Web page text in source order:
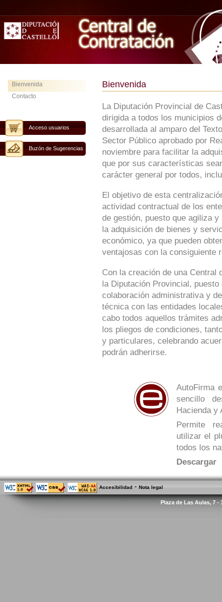
Bienvenida
Contacto
Acceso usuarios
Buzón de Sugerencias
Bienvenida
La Diputación Provincial de
dirigida a todos los municipios
desarrollada al amparo del
Sector Público aprobado por
noviembre para facilitar la
que por sus características
carácter general por todos,
El objetivo de esta
actividad contractual de los
de gestión, puesto que agiliza
la adquisición de bienes y
económico, ya que pueden
ventajosas con la consiguiente
Con la creación de una Central
la Diputación Provincial,
colaboración administrativa y
técnica con las entidades
cabo todos aquellos trámites
los pliegos de condiciones,
y particulares, celebrando
podrán adherirse.
AutoFirma
sencillo
Hacienda y
Permite
utilizar el
todos los
Descargar
Accesibilidad - Nota legal
Plaza de Las Aulas, 7 -